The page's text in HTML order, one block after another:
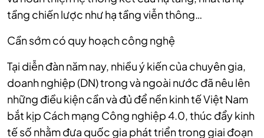
tầng chiến lược như hạ tầng viễn thông…
Cần sớm có quy hoạch công nghệ
Tại diễn đàn năm nay, nhiều ý kiến của chuyên gia,
doanh nghiệp (DN) trong và ngoài nước đã nêu lên
những điều kiện cần và đủ để nền kinh tế Việt Nam
bắt kịp Cách mạng Công nghiệp 4.0, thúc đẩy kinh
tế số nhằm đưa quốc gia phát triển trong giai đoạn